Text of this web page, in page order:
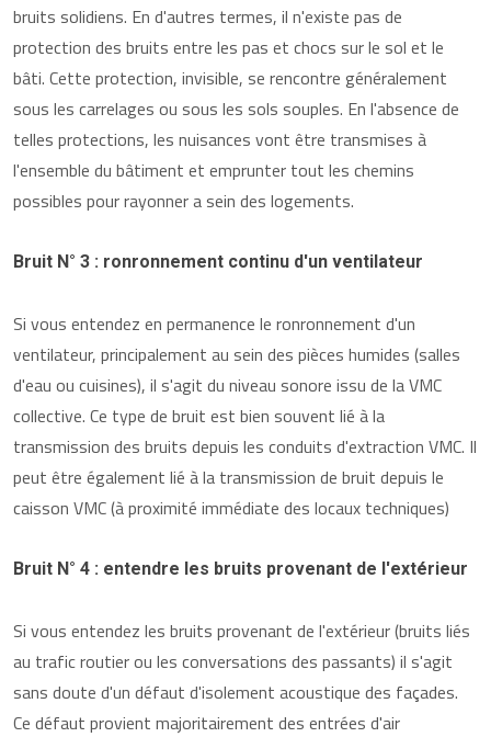
bruits solidiens. En d'autres termes, il n'existe pas de
protection des bruits entre les pas et chocs sur le sol et le
bâti. Cette protection, invisible, se rencontre généralement
sous les carrelages ou sous les sols souples. En l'absence de
telles protections, les nuisances vont être transmises à
l'ensemble du bâtiment et emprunter tout les chemins
possibles pour rayonner a sein des logements.
Bruit N° 3 : ronronnement continu d'un ventilateur
Si vous entendez en permanence le ronronnement d'un
ventilateur, principalement au sein des pièces humides (salles
d'eau ou cuisines), il s'agit du niveau sonore issu de la VMC
collective. Ce type de bruit est bien souvent lié à la
transmission des bruits depuis les conduits d'extraction VMC. Il
peut être également lié à la transmission de bruit depuis le
caisson VMC (à proximité immédiate des locaux techniques)
Bruit N° 4 : entendre les bruits provenant de l'extérieur
Si vous entendez les bruits provenant de l'extérieur (bruits liés
au trafic routier ou les conversations des passants) il s'agit
sans doute d'un défaut d'isolement acoustique des façades.
Ce défaut provient majoritairement des entrées d'air